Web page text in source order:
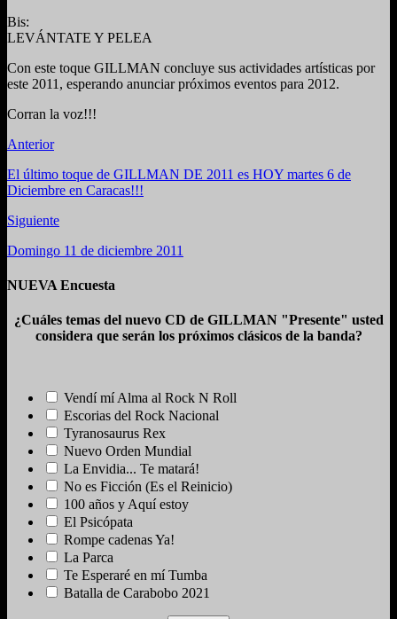
Bis:
LEVÁNTATE Y PELEA
Con este toque GILLMAN concluye sus actividades artísticas por
este 2011, esperando anunciar próximos eventos para 2012.
Corran la voz!!!
Anterior
El último toque de GILLMAN DE 2011 es HOY martes 6 de
Diciembre en Caracas!!!
Siguiente
Domingo 11 de diciembre 2011
NUEVA Encuesta
¿Cuáles temas del nuevo CD de GILLMAN "Presente" usted
considera que serán los próximos clásicos de la banda?
Vendí mí Alma al Rock N Roll
Escorias del Rock Nacional
Tyranosaurus Rex
Nuevo Orden Mundial
La Envidia... Te matará!
No es Ficción (Es el Reinicio)
100 años y Aquí estoy
El Psicópata
Rompe cadenas Ya!
La Parca
Te Esperaré en mí Tumba
Batalla de Carabobo 2021